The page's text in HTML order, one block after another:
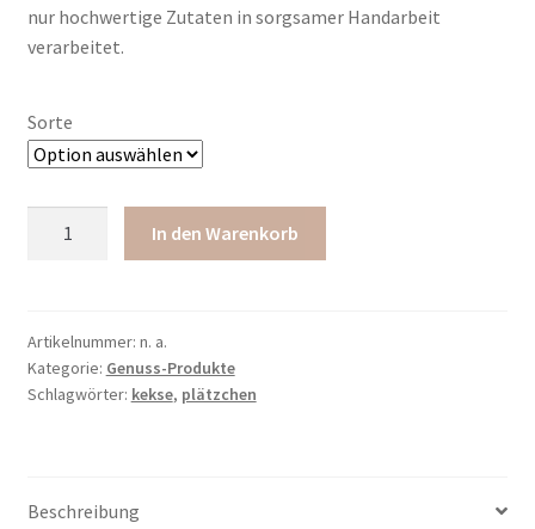
nur hochwertige Zutaten in sorgsamer Handarbeit
verarbeitet.
Sorte
Menge
In den Warenkorb
Artikelnummer: n. a.
Kategorie: Genuss-Produkte
Schlagwörter: kekse, plätzchen
Beschreibung